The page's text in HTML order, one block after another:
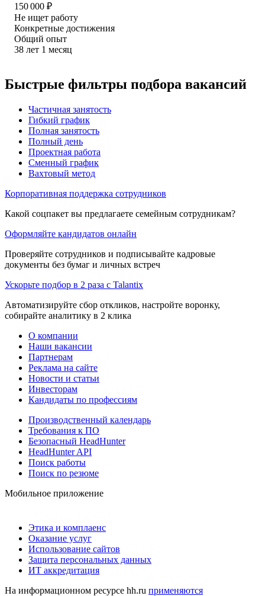
150 000 ₽
Не ищет работу
Конкретные достижения
Общий опыт
38 лет 1 месяц
Быстрые фильтры подбора вакансий
Частичная занятость
Гибкий график
Полная занятость
Полный день
Проектная работа
Сменный график
Вахтовый метод
Корпоративная поддержка сотрудников
Какой соцпакет вы предлагаете семейным сотрудникам?
Оформляйте кандидатов онлайн
Проверяйте сотрудников и подписывайте кадровые
документы без бумаг и личных встреч
Ускорьте подбор в 2 раза с Talantix
Автоматизируйте сбор откликов, настройте воронку,
собирайте аналитику в 2 клика
О компании
Наши вакансии
Партнерам
Реклама на сайте
Новости и статьи
Инвесторам
Кандидаты по профессиям
Производственный календарь
Требования к ПО
Безопасный HeadHunter
HeadHunter API
Поиск работы
Поиск по резюме
Мобильное приложение
Этика и комплаенс
Оказание услуг
Использование сайтов
Защита персональных данных
ИТ аккредитация
На информационном ресурсе hh.ru применяются